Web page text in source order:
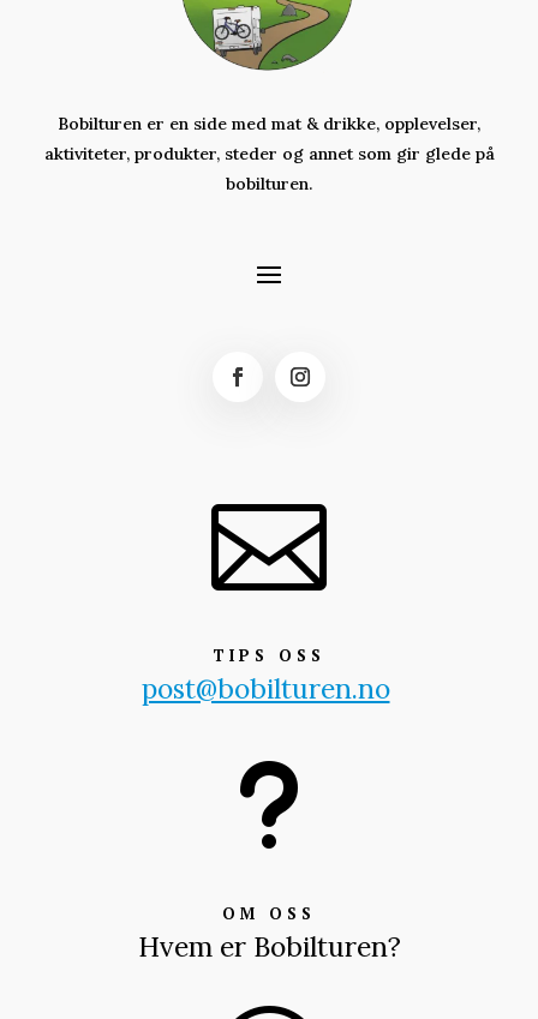
Bobilturen er en side med mat & drikke, opplevelser,
aktiviteter, produkter, steder og annet som gir glede på
bobilturen.

TIPS OSS
post@bobilturen.no
u
OM OSS
Hvem er Bobilturen?